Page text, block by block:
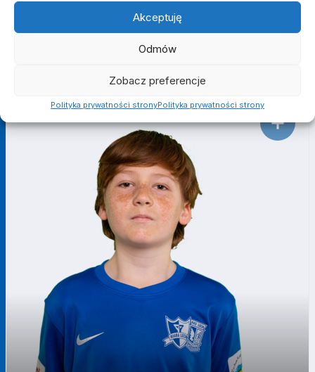
Akceptuję
Odmów
Zobacz preferencje
Polityka prywatności stronyPolityka prywatności strony